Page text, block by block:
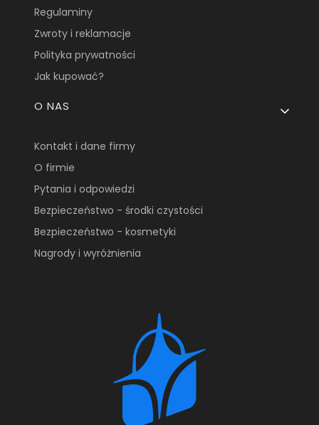
Regulaminy
Zwroty i reklamacje
Polityka prywatności
Jak kupować?
O NAS
Kontakt i dane firmy
O firmie
Pytania i odpowiedzi
Bezpieczeństwo - środki czystości
Bezpieczeństwo - kosmetyki
Nagrody i wyróżnienia